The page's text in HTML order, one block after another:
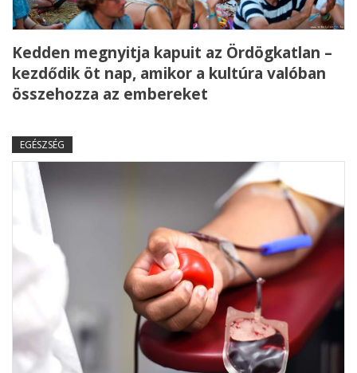
Kedden megnyitja kapuit az Ördögkatlan –
kezdődik öt nap, amikor a kultúra valóban
összehozza az embereket
EGÉSZSÉG